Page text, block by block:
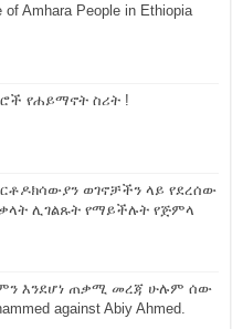
of Amhara People in Ethiopia
የሐይማኖት ስሪት !
ወገኖቻችን ላይ የደረሰው
ቃላት ሊገልጹት የማይችሉት የጅምላ
ምን እንደሆነ ጠቃሚ መረጃ ሁሉም ሰው
against Abiy Ahmed.